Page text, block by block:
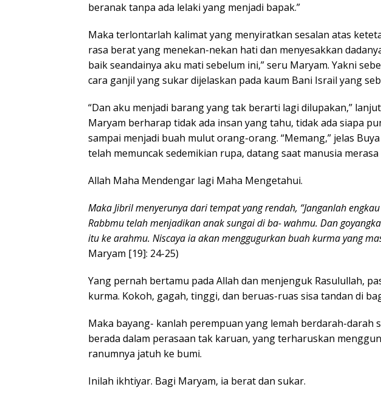
beranak tanpa ada lelaki yang menjadi bapak.”
Maka terlontarlah kalimat yang menyiratkan sesalan atas
rasa berat yang menekan-nekan hati dan menyesakkan
baik seandainya aku mati sebelum ini,” seru Maryam. Yakni
cara ganjil yang sukar dijelaskan pada kaum Bani Israil yang
“Dan aku menjadi barang yang tak berarti lagi dilupakan,”
Maryam berharap tidak ada insan yang tahu, tidak ada siapa
sampai menjadi buah mulut orang-orang. “Memang,” jelas
telah memuncak sedemikian rupa, datang saat manusia merasa
Allah Maha Mendengar lagi Maha Mengetahui.
Maka Jibril menyerunya dari tempat yang rendah, “Janganlah
Rabbmu telah menjadikan anak sungai di ba- wahmu. Dan
itu ke arahmu. Niscaya ia akan menggugurkan buah kurma yang
Maryam [19]: 24-25)
Yang pernah bertamu pada Allah dan menjenguk Rasulullah,
kurma. Kokoh, gagah, tinggi, dan beruas-ruas sisa tandan di
Maka bayang- kanlah perempuan yang lemah berdarah-darah
berada dalam perasaan tak karuan, yang terharuskan
ranumnya jatuh ke bumi.
Inilah ikhtiyar. Bagi Maryam, ia berat dan sukar.